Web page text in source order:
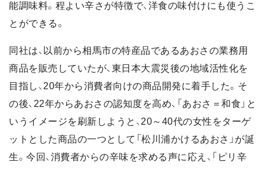
能調味料。程よい辛さが特徴で、洋食の味付けにも使うこ
とができる。
同社は、以前から相馬市の特産品であるあおさの業務用
商品を販売していたが、東日本大震災後の地域活性化を
目指し、20年から消費者向けの商品開発に着手した。そ
の後、22年からあおさの認知度を高め、「あおさ＝和食」と
いうイメージを刷新しようと、20～40代の女性をターゲ
ットとした商品の一つとして「松川浦かけるあおさ」が誕
生。今回、消費者からの辛味を求める声に応え、「ピリ辛